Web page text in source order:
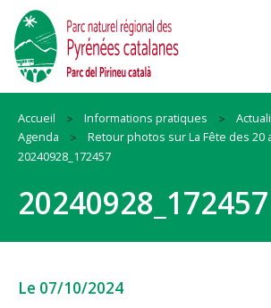
Accueil Informations pratiques
Agenda
Retour photos sur La Fête des 20
20240928_172457
20240928_172457
Le 07/10/2024